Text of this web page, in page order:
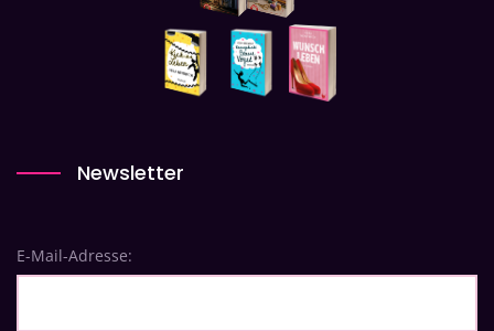
Newsletter
E-Mail-Adresse: